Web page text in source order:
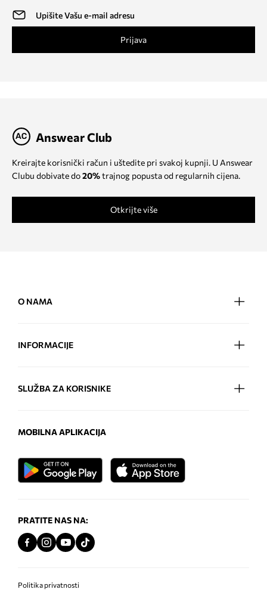
Prijava
Answear Club
Kreirajte korisnički račun i uštedite pri svakoj kupnji. U Answear
Clubu dobivate do20%trajnog popusta od regularnih cijena.
Otkrijte više
O NAMA
INFORMACIJE
SLUŽBA ZA KORISNIKE
MOBILNA APLIKACIJA
PRATITE NAS NA:
Politika privatnosti